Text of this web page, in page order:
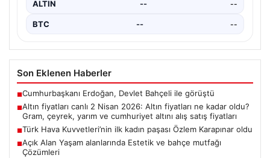
ALTIN -- --
BTC -- --
Son Eklenen Haberler
■Cumhurbaşkanı Erdoğan, Devlet Bahçeli ile görüştü
■Altın fiyatları canlı 2 Nisan 2026: Altın fiyatları ne kadar oldu?
Gram, çeyrek, yarım ve cumhuriyet altını alış satış fiyatları
■Türk Hava Kuvvetleri’nin ilk kadın paşası Özlem Karapınar oldu
■Açık Alan Yaşam alanlarında Estetik ve bahçe mutfağı
Çözümleri